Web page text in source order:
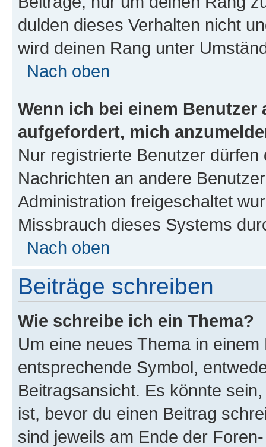
dulden dieses Verhalten nicht
wird deinen Rang unter
Nach oben
Wenn ich bei einem
aufgefordert, mich
Nur registrierte Benutzer
Nachrichten an andere
Administration freigeschaltet
Missbrauch dieses Systems
Nach oben
Beiträge schreiben
Wie schreibe ich ein Thema?
Um eine neues Thema in
entsprechende Symbol,
Beitragsansicht. Es könnte
ist, bevor du einen Beitrag
sind jeweils am Ende der